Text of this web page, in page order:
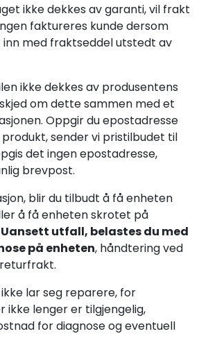
ikke dekkes av garanti, vil frakt
faktureres kunde dersom
med fraktseddel utstedt av
ikke dekkes av produsentens
om dette sammen med et
Oppgir du epostadresse
sender vi pristilbudet til
det ingen epostadresse,
brevpost.
blir du tilbudt å få enheten
å få enheten skrotet på
Uansett utfall, belastes du med
på enheten, håndtering ved
lar seg reparere, for
ikke lenger er tilgjengelig,
for diagnose og eventuell